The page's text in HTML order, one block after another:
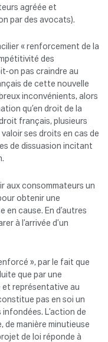
agréée et
par des avocats).
« renforcement de la
des
on pas craindre au
de cette nouvelle
inconvénients, alors
qu’en droit de la
français, plusieurs
ses droits en cas de
de dissuasion incitant
aux consommateurs un
obtenir une
en cause. En d’autres
à l’arrivée d’un
», par le fait que
que par une
représentative au
pas en soi un
L’action de
manière minutieuse
de loi réponde à